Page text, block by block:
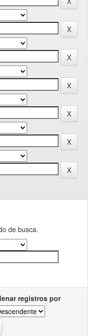
de busca.
registros por